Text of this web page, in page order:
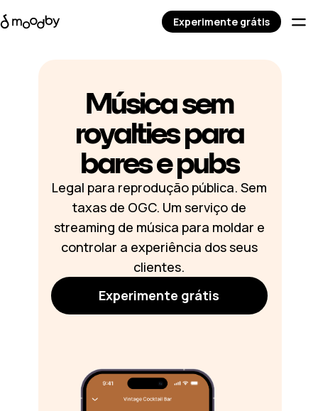
Música sem
royalties para
bares e pubs
Legal para reprodução pública. Sem
taxas de OGC. Um serviço de
streaming de música para moldar e
controlar a experiência dos seus
clientes.
Experimente grátis
Experimente grátis